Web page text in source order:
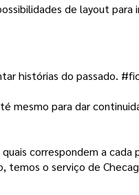
de layout para
histórias do passado.
mesmo para dar
correspondem a cada
temos o serviço de